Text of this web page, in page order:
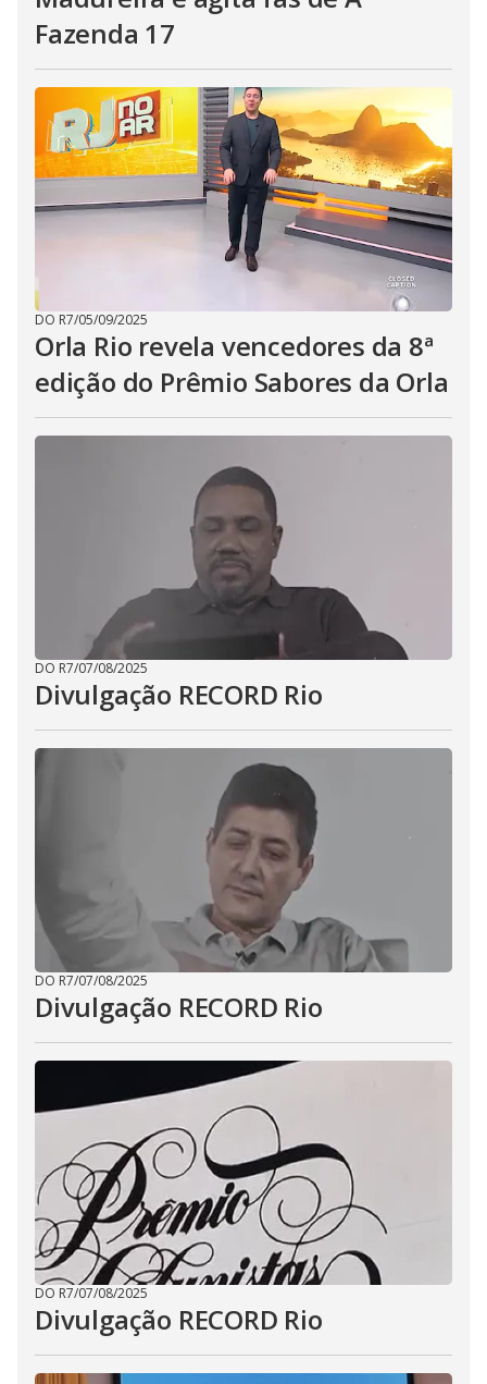
Fazenda 17
DO R7/05/09/2025
Orla Rio revela vencedores da 8ª
edição do Prêmio Sabores da Orla
DO R7/07/08/2025
Divulgação RECORD Rio
DO R7/07/08/2025
Divulgação RECORD Rio
DO R7/07/08/2025
Divulgação RECORD Rio